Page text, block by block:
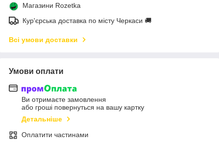
Магазини Rozetka
Кур'єрська доставка по місту Черкаси 🚚
Всі умови доставки
Умови оплати
Ви отримаєте замовлення
або гроші повернуться на вашу картку
Детальніше
Оплатити частинами